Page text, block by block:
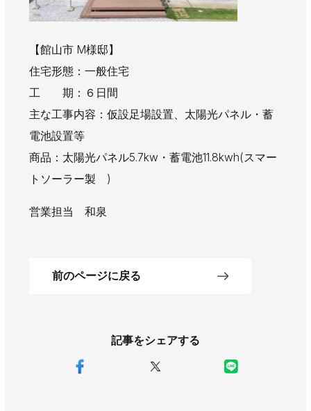
記事をシェアする
【館山市 M様邸】
住宅形態：一般住宅
工 期：６日間
主な工事内容：仮設足場設置、太陽光パネル・蓄
電池設置等
商品：太陽光パネル5.7kw・蓄電池11.8kwh(スマー
トソーラー製 )
営業担当 和泉
前のページに戻る